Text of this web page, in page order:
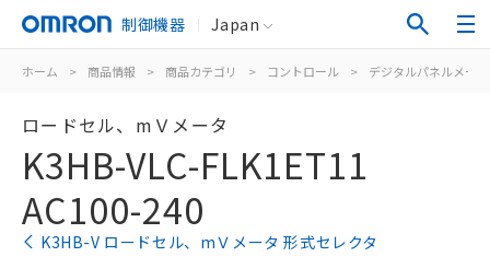
制御機器 Japan
ホーム > 商品情報 > 商品カテゴリ > コントロール > デジタルパネルメータ
ロードセル、mＶメータ
K3HB-VLC-FLK1ET11
AC100-240
K3HB-V ロードセル、mＶメータ 形式セレクタ